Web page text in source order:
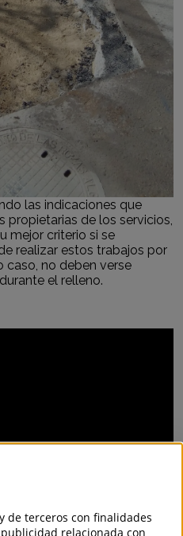
las indicaciones que
propietarias de los servicios,
mejor criterio si se
realizar estos trabajos por
caso, no deben verse
el relleno.
de terceros con finalidades
relacionada con